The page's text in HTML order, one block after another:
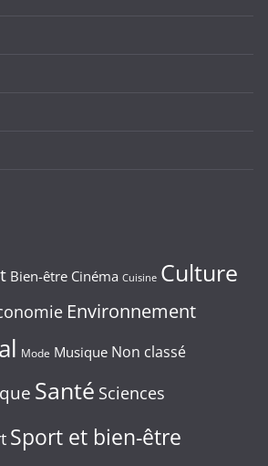
Bien-être Cinéma Cuisine Culture
Environnement
Mode Musique Non classé
Santé Sciences
Sport et bien-être